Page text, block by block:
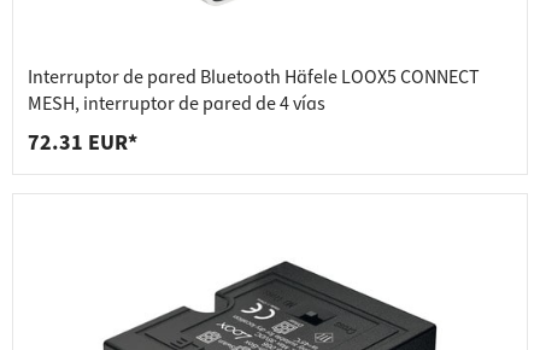
Interruptor de pared Bluetooth Häfele LOOX5 CONNECT
MESH, interruptor de pared de 4 vías
72.31 EUR*